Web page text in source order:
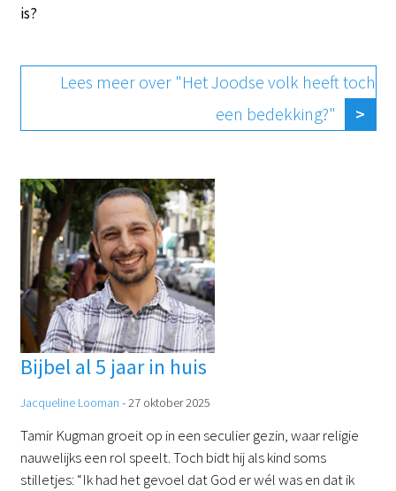
is?
Lees meer over "Het Joodse volk heeft toch
een bedekking?"
Bijbel al 5 jaar in huis
Jacqueline Looman -27 oktober 2025
Tamir Kugman groeit op in een seculier gezin, waar religie
nauwelijks een rol speelt. Toch bidt hij als kind soms
stilletjes: “Ik had het gevoel dat God er wél was en dat ik